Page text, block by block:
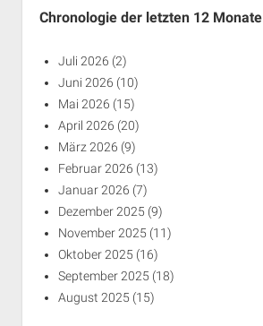
Chronologie der letzten 12 Monate
Juli 2026 (2)
Juni 2026 (10)
Mai 2026 (15)
April 2026 (20)
März 2026 (9)
Februar 2026 (13)
Januar 2026 (7)
Dezember 2025 (9)
November 2025 (11)
Oktober 2025 (16)
September 2025 (18)
August 2025 (15)